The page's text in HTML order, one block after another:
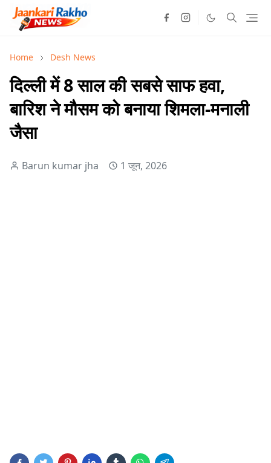
Home Desh News
दिल्ली में 8 साल की सबसे साफ हवा,
बारिश ने मौसम को बनाया शिमला-मनाली
जैसा
Barun kumar jha 1 जून, 2026